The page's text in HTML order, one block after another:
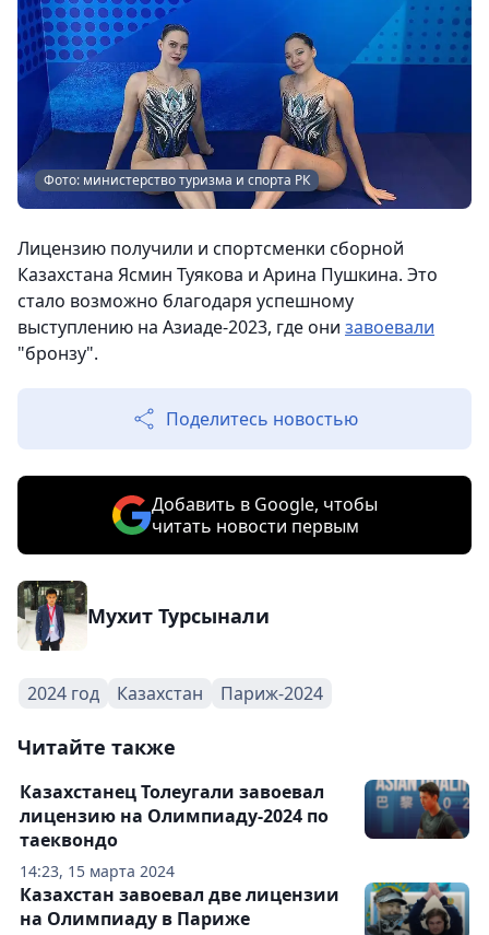
Фото: министерство туризма и спорта РК
Лицензию получили и спортсменки сборной
Казахстана Ясмин Туякова и Арина Пушкина. Это
стало возможно благодаря успешному
выступлению на Азиаде-2023, где они завоевали
"бронзу".
Поделитесь новостью
Добавить в Google, чтобы
читать новости первым
Мухит Турсынали
2024 год Казахстан Париж-2024
Читайте также
14:23, 15 марта 2024
Казахстанец Толеугали завоевал
лицензию на Олимпиаду-2024 по
таеквондо
Казахстан завоевал две лицензии
на Олимпиаду в Париже